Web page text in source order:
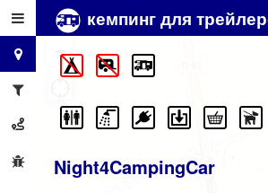
кемпинг для
Night4CampingCar
+
−